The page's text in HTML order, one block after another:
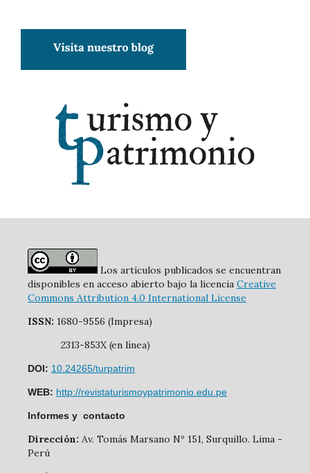
Los artículos publicados se encuentran
disponibles en acceso abierto bajo la licencia Creative
Commons Attribution 4.0 International License
ISSN: 1680-9556 (Impresa)
2313-853X (en línea)
DOI: 10.24265/turpatrim
WEB: http://revistaturismoypatrimonio.edu.pe
Informes y contacto
Dirección: Av. Tomás Marsano Nº 151, Surquillo. Lima -
Perú